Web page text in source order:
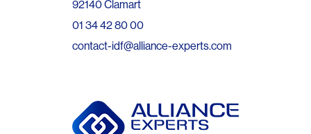
92140 Clamart
01 34 42 80 00
contact-idf@alliance-experts.com